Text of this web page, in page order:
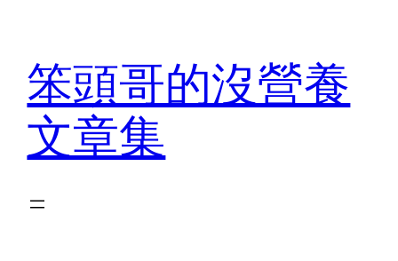
content
笨頭哥的沒營養
文章集